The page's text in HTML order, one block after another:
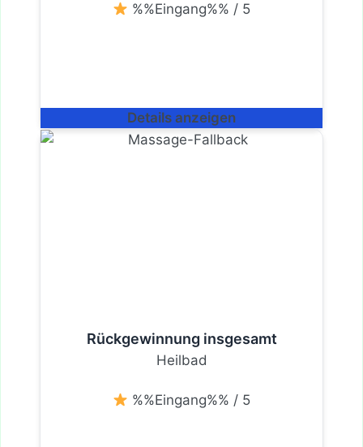
%%Eingang%% / 5
Details anzeigen
Rückgewinnung insgesamt
Heilbad
%%Eingang%% / 5